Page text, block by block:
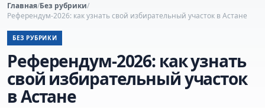
Главная/Без рубрики/
Референдум-2026: как узнать свой избирательный участок в Астане
БЕЗ РУБРИКИ
Референдум-2026: как узнать
свой избирательный участок
в Астане